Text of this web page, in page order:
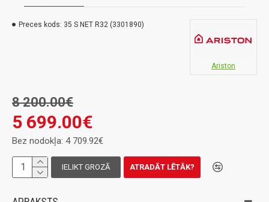
Preces kods: 35 S NET R32 (3301890)
Ariston
5 699.00€
8 200.00€
Bez nodokļa: 4 709.92€
IELIKT GROZĀ ATRADĀT LĒTĀK?